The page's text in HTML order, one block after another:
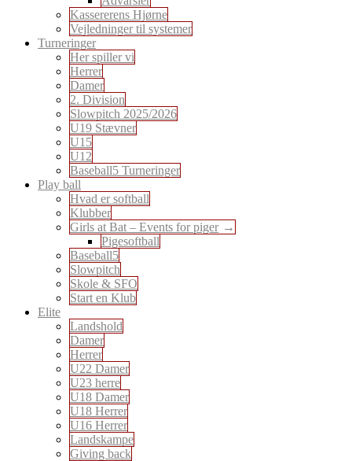
Kassererens Hjørne
Vejledninger til systemer
Turneringer
Her spiller vi
Herrer
Damer
2. Division
Slowpitch 2025/2026
U19 Stævner
U15
U12
Baseball5 Turneringer
Play ball
Hvad er softball
Klubber
Girls at Bat – Events for piger
Pigesoftball
Baseball5
Slowpitch
Skole & SFO
Start en Klub
Elite
Landshold
Damer
Herrer
U22 Damer
U23 herre
U18 Damer
U18 Herrer
U16 Herrer
Landskampe
Giving back